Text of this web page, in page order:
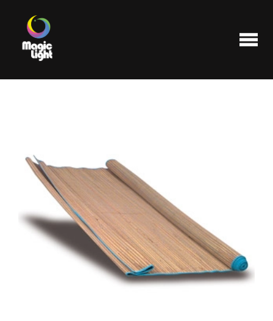
Les plus populaires
Liquidations